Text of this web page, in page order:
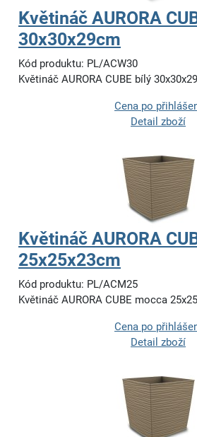
Květináč AURORA
30x30x29cm
Kód produktu: PL/ACW30
Květináč AURORA CUBE bílý
Cena po
Detail zboží
Květináč AURORA
25x25x23cm
Kód produktu: PL/ACM25
Květináč AURORA CUBE mocca
Cena po
Detail zboží